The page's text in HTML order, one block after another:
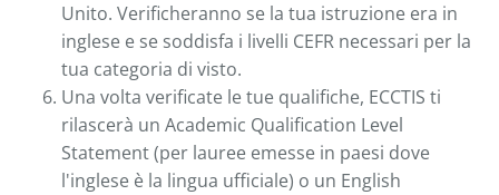
Unito. Verificheranno se la tua istruzione era in
inglese e se soddisfa i livelli CEFR necessari per la
tua categoria di visto.
Una volta verificate le tue qualifiche, ECCTIS ti
rilascerà un Academic Qualification Level
Statement (per lauree emesse in paesi dove
l'inglese è la lingua ufficiale) o un English